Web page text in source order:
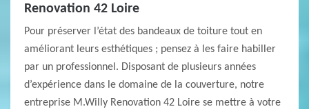
Renovation 42 Loire
Pour préserver l’état des bandeaux de toiture tout en
améliorant leurs esthétiques ; pensez à les faire habiller
par un professionnel. Disposant de plusieurs années
d’expérience dans le domaine de la couverture, notre
entreprise M.Willy Renovation 42 Loire se mettre à votre